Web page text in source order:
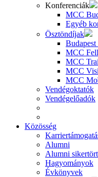
Konferenciák
MCC
Egyéb
Ösztöndíjak
MCC
MCC
MCC
MCC
Vendégoktatók
Vendégelőadók
Közösség
Alumni
Alumni
Hagyományok
Évkönyvek